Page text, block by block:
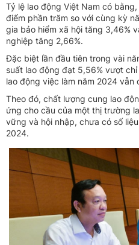
Tỷ lệ lao động Việt Nam có
điểm phần trăm so với cùng kỳ
gia bảo hiểm xã hội tăng 3,46%
nghiệp tăng 2,66%.
Đặc biệt lần đầu tiên trong vài
suất lao động đạt 5,56% vượt
lao động việc làm năm 2024 vẫn
Theo đó, chất lượng cung lao
ứng cho cầu của một thị trường
vững và hội nhập, chưa có số
2024.